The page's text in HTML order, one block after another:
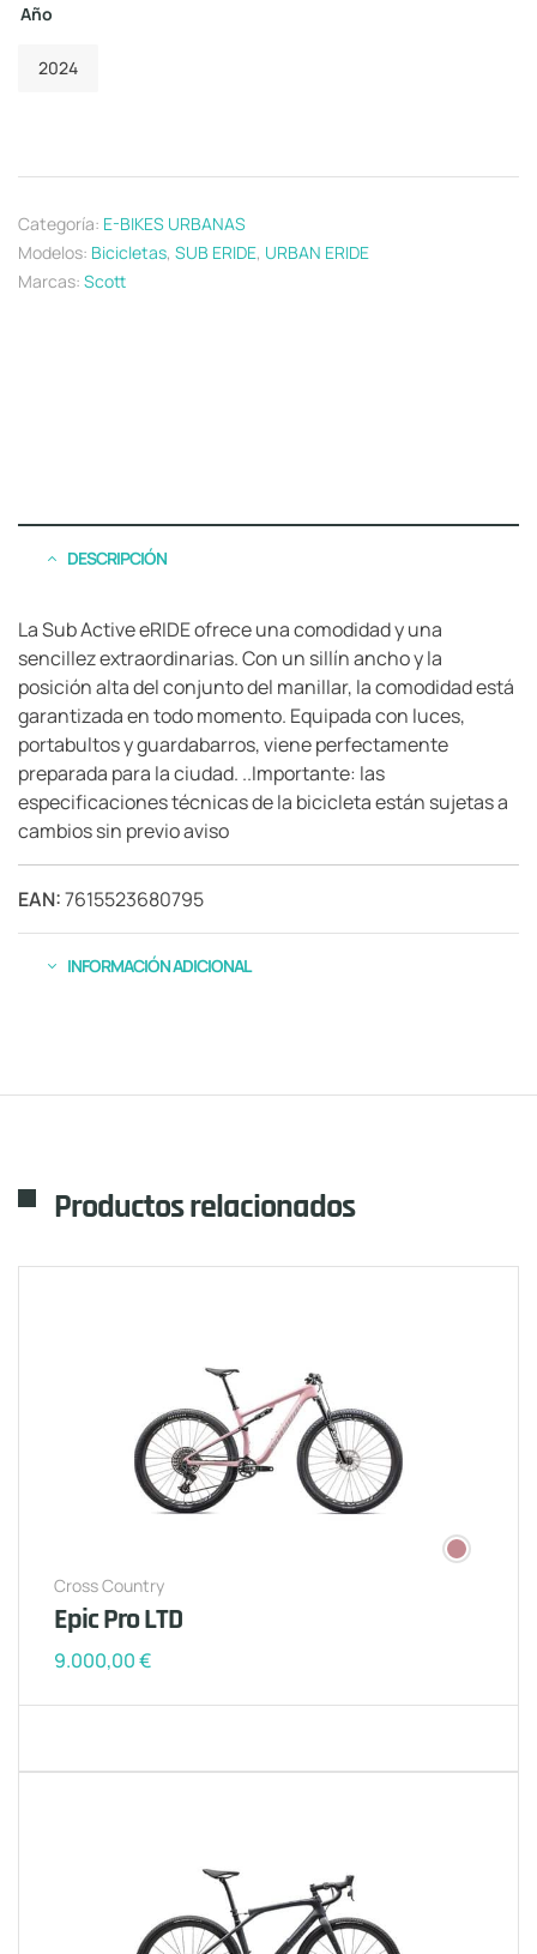
Año
2024
Categoría: E-BIKES URBANAS
Modelos: Bicicletas, SUB ERIDE, URBAN ERIDE
Marcas: Scott
DESCRIPCIÓN
La Sub Active eRIDE ofrece una comodidad y una
sencillez extraordinarias. Con un sillín ancho y la
posición alta del conjunto del manillar, la comodidad está
garantizada en todo momento. Equipada con luces,
portabultos y guardabarros, viene perfectamente
preparada para la ciudad. ..Importante: las
especificaciones técnicas de la bicicleta están sujetas a
cambios sin previo aviso
EAN:7615523680795
INFORMACIÓN ADICIONAL
Productos relacionados
Cross Country
Epic Pro LTD
9.000,00€